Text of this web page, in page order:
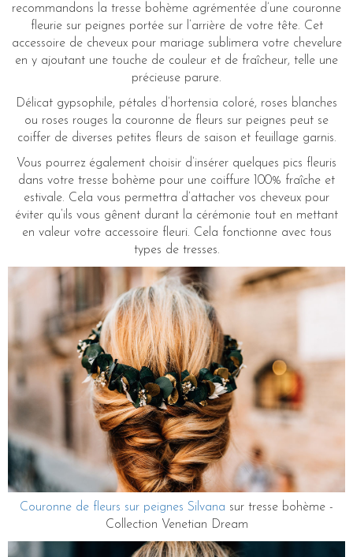
recommandons la tresse bohème agrémentée d’une couronne
fleurie sur peignes portée sur l’arrière de votre tête. Cet
accessoire de cheveux pour mariage sublimera votre chevelure
en y ajoutant une touche de couleur et de fraîcheur, telle une
précieuse parure.
Délicat gypsophile, pétales d’hortensia coloré, roses blanches
ou roses rouges la couronne de fleurs sur peignes peut se
coiffer de diverses petites fleurs de saison et feuillage garnis.
Vous pourrez également choisir d’insérer quelques pics fleuris
dans votre tresse bohème pour une coiffure 100% fraîche et
estivale. Cela vous permettra d’attacher vos cheveux pour
éviter qu’ils vous gênent durant la cérémonie tout en mettant
en valeur votre accessoire fleuri. Cela fonctionne avec tous
types de tresses.
Couronne de fleurs sur peignes Silvana sur tresse bohème -
Collection Venetian Dream